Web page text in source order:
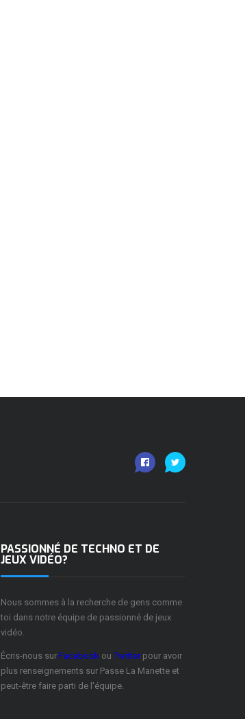
PASSIONNÉ DE TECHNO ET DE
JEUX VIDÉO?
Nous sommes à la recherche de gens comme
toi dans notre équipe de passionné de jeux
vidéo.
Écris-nous sur Facebook ouTwitterpour avoir
plus renseignements sur Passe La Manette et
peut-être faire parti de l'équipe.